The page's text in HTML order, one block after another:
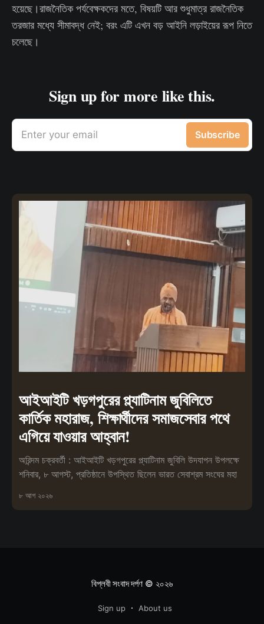
হয়েছে।রাজনৈতিক পর্যবেক্ষকদের মতে, বিষয়টি আর শুধুমাত্র রাজনৈতিক
তরজার মধ্যে সীমাবদ্ধ নেই; বরং এটি এখন বড় আইনি লড়াইয়ের রূপ নিতে
চলেছে।
Sign up for more like this.
Enter your email Subscribe
আইআইটি খড়গপুরের প্ল্যাটিনাম জুবিলিতে
কার্তিক মহারাজ, শিক্ষার্থীদের সমাজসেবার পথে
এগিয়ে যাওয়ার আহ্বান!
অরিন্দম চক্রবর্তী : আইআইটি খড়গপুরের প্ল্যাটিনাম জুবিলি উদযাপন উপলক্ষে
শনিবার, ৮ আগস্ট, প্রতিষ্ঠানে উপস্থিত ছিলেন ভারত সেবাশ্রম সংঘের মহা
৮ আগ ২০২৬
বিপ্লবী সংবাদ দর্পণ© ২০২৬
Sign up About us